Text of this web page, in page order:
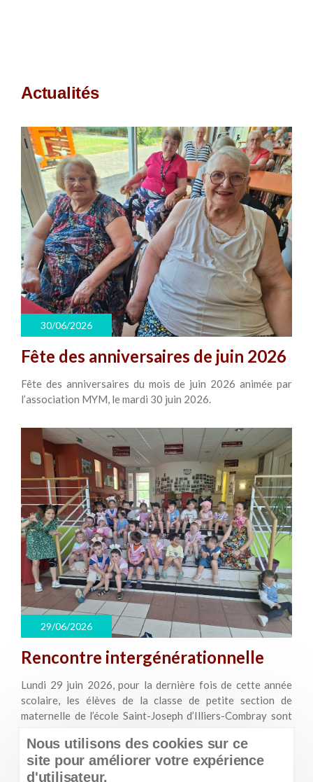
Actualités
30/06/2026
Fête des anniversaires de juin 2026
Fête des anniversaires du mois de juin 2026 animée par
l’association MYM, le mardi 30 juin 2026.
29/06/2026
Rencontre intergénérationnelle
Lundi 29 juin 2026, pour la dernière fois de cette année
scolaire, les élèves de la classe de petite section de
maternelle de l’école Saint-Joseph d’Illiers-Combray sont
aussi chanté des comptines et dansé.
Nous utilisons des cookies sur ce
site pour améliorer votre expérience
d'utilisateur.